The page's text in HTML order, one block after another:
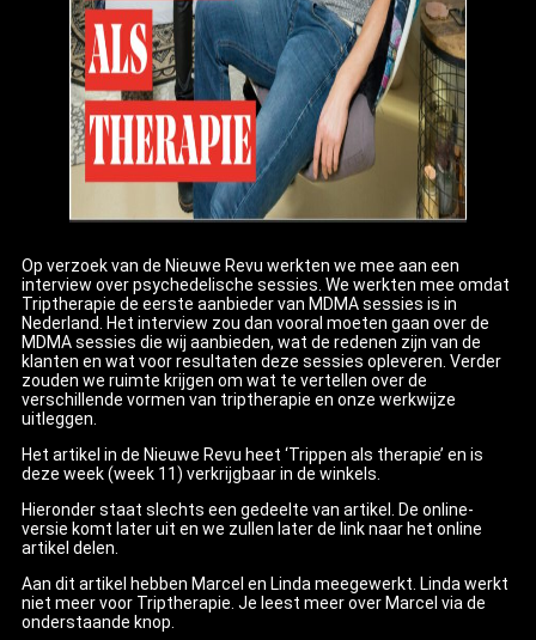
Op verzoek van de Nieuwe Revu werkten we mee aan een
interview over psychedelische sessies. We werkten mee omdat
Triptherapie de eerste aanbieder van MDMA sessies is in
Nederland. Het interview zou dan vooral moeten gaan over de
MDMA sessies die wij aanbieden, wat de redenen zijn van de
klanten en wat voor resultaten deze sessies opleveren. Verder
zouden we ruimte krijgen om wat te vertellen over de
verschillende vormen van triptherapie en onze werkwijze
uitleggen.
Het artikel in de Nieuwe Revu heet ‘Trippen als therapie’ en is
deze week (week 11) verkrijgbaar in de winkels.
Hieronder staat slechts een gedeelte van artikel. De online-
versie komt later uit en we zullen later de link naar het online
artikel delen.
Aan dit artikel hebben Marcel en Linda meegewerkt. Linda werkt
niet meer voor Triptherapie. Je leest meer over Marcel via de
onderstaande knop.